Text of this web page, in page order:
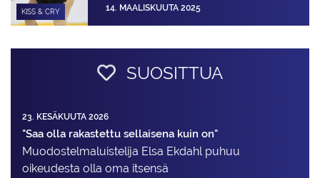
KISS & CRY 14. MAALISKUUTA 2025
SUOSITTUA
23. KESÄKUUTA 2026
"Saa olla rakastettu sellaisena kuin on"
Muodostelma­luistelija Elsa Ekdahl puhuu
oikeudesta olla oma itsensä